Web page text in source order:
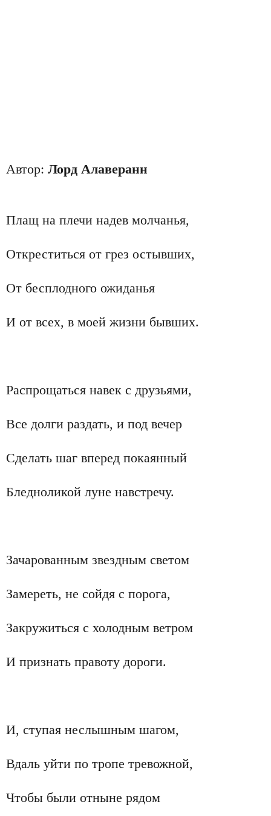
Автор: Лорд Алаверанн
Плащ на плечи надев молчанья,
Откреститься от грез остывших,
От бесплодного ожиданья
И от всех, в моей жизни бывших.
Распрощаться навек с друзьями,
Все долги раздать, и под вечер
Сделать шаг вперед покаянный
Бледноликой луне навстречу.
Зачарованным звездным светом
Замереть, не сойдя с порога,
Закружиться с холодным ветром
И признать правоту дороги.
И, ступая неслышным шагом,
Вдаль уйти по тропе тревожной,
Чтобы были отныне рядом